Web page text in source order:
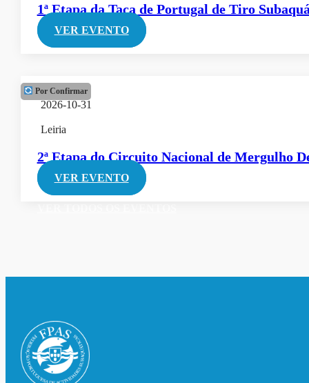
1ª Etapa da Taça de Portugal de Tiro
VER EVENTO
Por Confirmar
2026-10-31
Leiria
2ª Etapa do Circuito Nacional de Mergulho
VER EVENTO